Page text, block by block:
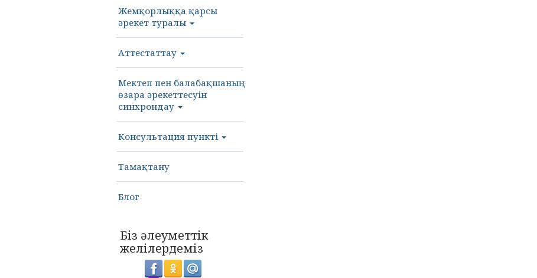
Жемқорлыққа қарсы
әрекет туралы
Аттестаттау
Мектеп пен балабақшаның
өзара әрекеттесуін
синхрондау
Консультация пункті
Тамақтану
Блог
Біз әлеуметтік
желілердеміз